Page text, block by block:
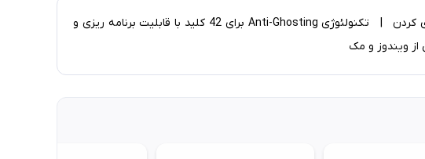
اتصال از طریق USB | برخورداری از 7 کلید قابل برنامه ریزی در هر زمان | سوئیچ های حرفه ای آبی ایده آل برای بازی کردن | تکنولئوژی Anti-Ghosting برای 42 کلید با قابلیت برنامه ریزی و